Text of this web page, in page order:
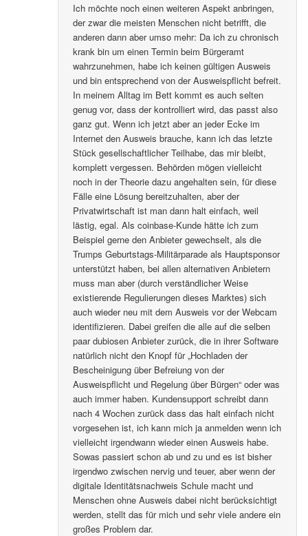
Ich möchte noch einen weiteren Aspekt anbringen,
der zwar die meisten Menschen nicht betrifft, die
anderen dann aber umso mehr: Da ich zu chronisch
krank bin um einen Termin beim Bürgeramt
wahrzunehmen, habe ich keinen gültigen Ausweis
und bin entsprechend von der Ausweispflicht befreit.
In meinem Alltag im Bett kommt es auch selten
genug vor, dass der kontrolliert wird, das passt also
ganz gut. Wenn ich jetzt aber an jeder Ecke im
Internet den Ausweis brauche, kann ich das letzte
Stück gesellschaftlicher Teilhabe, das mir bleibt,
komplett vergessen. Behörden mögen vielleicht
noch in der Theorie dazu angehalten sein, für diese
Fälle eine Lösung bereitzuhalten, aber der
Privatwirtschaft ist man dann halt einfach, weil
lästig, egal. Als coinbase-Kunde hätte ich zum
Beispiel gerne den Anbieter gewechselt, als die
Trumps Geburtstags-Militärparade als Hauptsponsor
unterstützt haben, bei allen alternativen Anbietern
muss man aber (durch verständlicher Weise
existierende Regulierungen dieses Marktes) sich
auch wieder neu mit dem Ausweis vor der Webcam
identifizieren. Dabei greifen die alle auf die selben
paar dubiosen Anbieter zurück, die in ihrer Software
natürlich nicht den Knopf für „Hochladen der
Bescheinigung über Befreiung von der
Ausweispflicht und Regelung über Bürgen“ oder was
auch immer haben. Kundensupport schreibt dann
nach 4 Wochen zurück dass das halt einfach nicht
vorgesehen ist, ich kann mich ja anmelden wenn ich
vielleicht irgendwann wieder einen Ausweis habe.
Sowas passiert schon ab und zu und es ist bisher
irgendwo zwischen nervig und teuer, aber wenn der
digitale Identitätsnachweis Schule macht und
Menschen ohne Ausweis dabei nicht berücksichtigt
werden, stellt das für mich und sehr viele andere ein
großes Problem dar.